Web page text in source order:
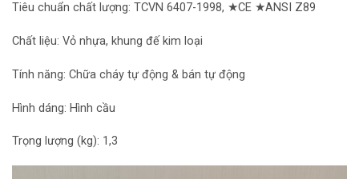
Tiêu chuẩn chất lượng: TCVN 6407-1998, ★CE ★ANSI Z89
Chất liệu: Vỏ nhựa, khung đế kim loại
Tính năng: Chữa cháy tự động & bán tự động
Hình dáng: Hình cầu
Trọng lượng (kg): 1,3